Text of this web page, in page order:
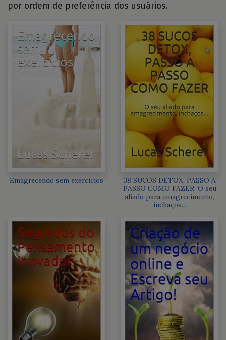
por ordem de preferência dos usuários.
Emagrecendo sem exercicios
38 SUCOS DETOX, PASSO A
PASSO COMO FAZER: O seu
aliado para emagrecimento,
inchaços...